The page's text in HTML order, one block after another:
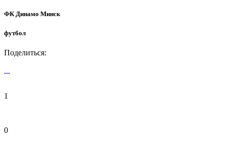
ФК Динамо Минск
футбол
Поделиться:
1
0